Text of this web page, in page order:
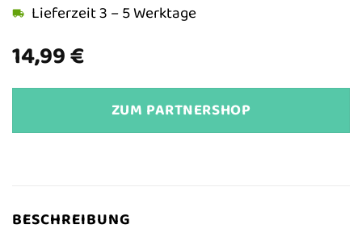
14,99€
Lieferzeit 3 – 5 Werktage
ZUM PARTNERSHOP
BESCHREIBUNG